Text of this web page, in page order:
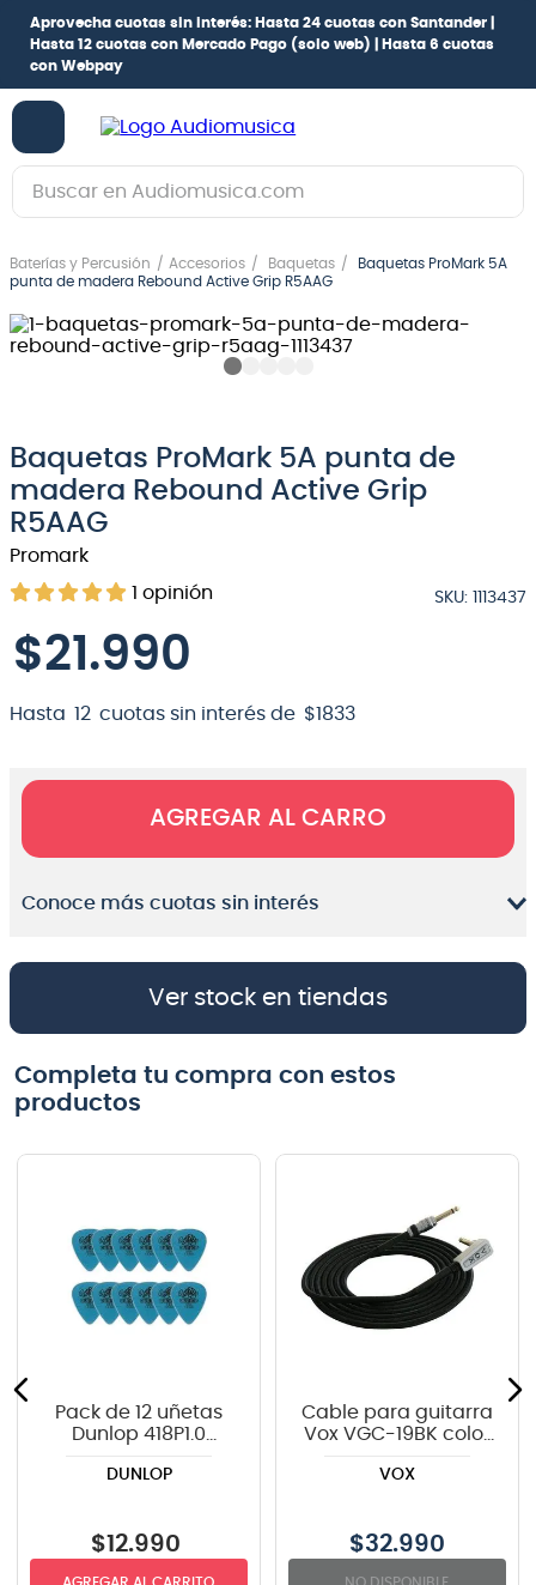
Aprovecha cuotas sin interés: Hasta 24 cuotas con Santander |
Hasta 12 cuotas con Mercado Pago (solo web) |
Hasta 6 cuotas
con Webpay
Buscar en Audiomusica.com
Baterías y Percusión Accesorios Baquetas
Baquetas ProMark 5A
punta de madera Rebound Active Grip R5AAG
Baquetas ProMark 5A punta de
madera Rebound Active Grip
R5AAG
Promark
1 opinión SKU: 1113437
$21 .990
Hasta 12 cuotas sin interés de $1833
AGREGAR AL CARRO
Conoce más cuotas sin interés
Ver stock en tiendas
Completa tu compra con estos
productos
Pack de 12 uñetas
Dunlop 418P1.0
DUNLOP
$12.990
AGREGAR AL CARRITO
Cable para guitarra
Vox VGC-19BK color
VOX
$32.990
NO DISPONIBLE
1.
guitarra electrica
2.
bajo
guitarra electroacústica
5.
amplificador
6.
teclado
7.
guitarra
10. violin